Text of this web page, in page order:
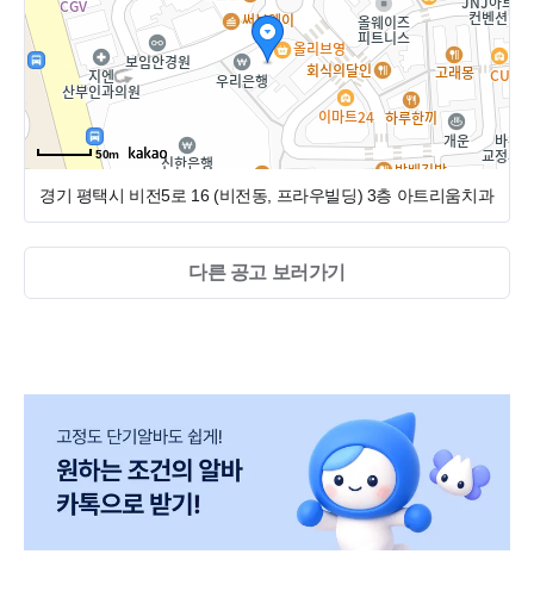
지금의 아트리움치과가 있을 수 있었습니다.
이러한 노력을 알아주셔서 인지 감사하게도
저희 아트리움은 지속적으로 성장하고 있습니다.
그래서! 저희 팀의 새로운 주역이 되어주실
♡ 아트리움치과는 이런 곳이에요! ♡
* 수술, 교정,소아, 심미보철(라미네이트), 의식하진정법 등
* 처음엔 어렵게 느껴질 수 있지만, 하나씩 배우며 성장하는
탄탄한 교육 시스템!
* 매년 매출도, 실력도 꾸준히 성장 중인 병원! 병원과 함께 본
인의 가치도 성장할 수 있습니다!
♡ 이런 분이라면 꼭 함께하고 싶어요! ♡
50m
경기 평택시 비전5로 16 (비전동, 프라우빌딩) 3층 아트리움치과
다른 공고 보러가기